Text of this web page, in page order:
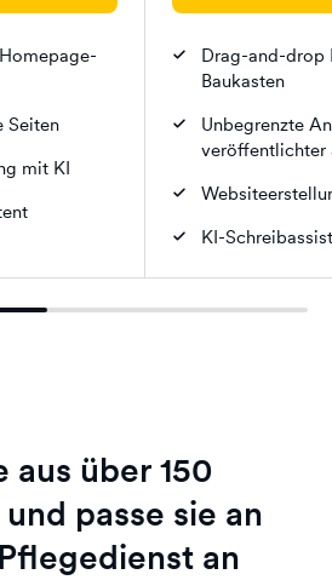
Seiten
mit KI
Drag-and-drop
Baukasten
Unbegrenzte
veröffentlichter
KI-
aus über 150
passe sie an
an